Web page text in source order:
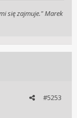
się zajmuje." Marek
#5253